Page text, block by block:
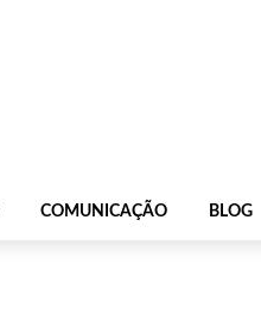
COMUNICAÇÃO BLOG